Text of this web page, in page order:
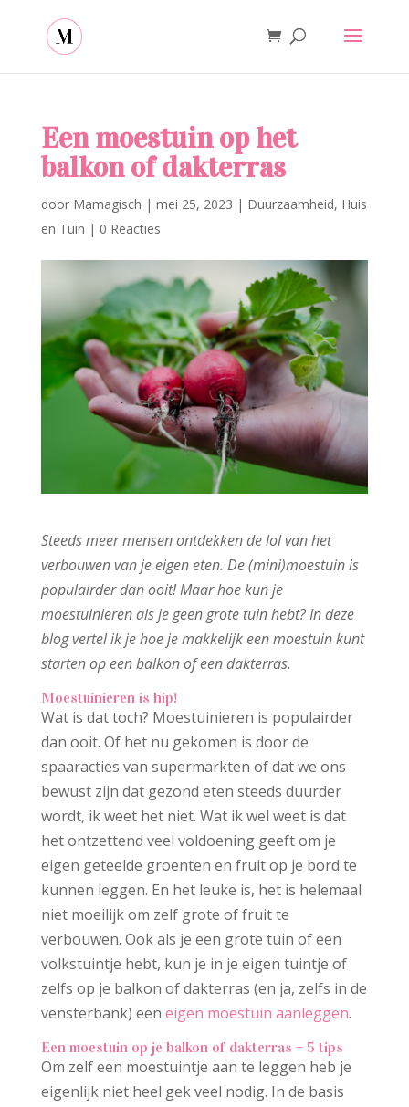
Een moestuin op het
balkon of dakterras
door Mamagisch | mei 25, 2023 | Duurzaamheid, Huis
en Tuin | 0 Reacties
Steeds meer mensen ontdekken de lol van het
verbouwen van je eigen eten. De (mini)moestuin is
populairder dan ooit! Maar hoe kun je
moestuinieren als je geen grote tuin hebt? In deze
blog vertel ik je hoe je makkelijk een moestuin kunt
starten op een balkon of een dakterras.
Moestuinieren is hip!
Wat is dat toch? Moestuinieren is populairder
dan ooit. Of het nu gekomen is door de
spaaracties van supermarkten of dat we ons
bewust zijn dat gezond eten steeds duurder
wordt, ik weet het niet. Wat ik wel weet is dat
het ontzettend veel voldoening geeft om je
eigen geteelde groenten en fruit op je bord te
kunnen leggen. En het leuke is, het is helemaal
niet moeilijk om zelf grote of fruit te
verbouwen. Ook als je een grote tuin of een
volkstuintje hebt, kun je in je eigen tuintje of
zelfs op je balkon of dakterras (en ja, zelfs in de
vensterbank) een eigen moestuin aanleggen.
Een moestuin op je balkon of dakterras – 5 tips
Om zelf een moestuintje aan te leggen heb je
eigenlijk niet heel gek veel nodig. In de basis